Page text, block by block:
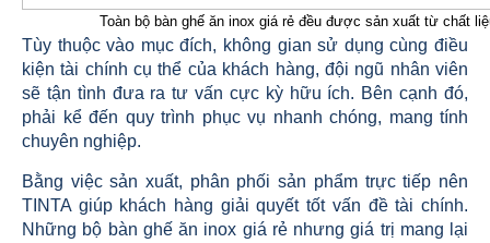
Toàn bộ bàn ghế ăn inox giá rẻ đều được sản xuất từ chất
Tùy thuộc vào mục đích, không gian sử dụng cùng điều
kiện tài chính cụ thể của khách hàng, đội ngũ nhân viên
sẽ tận tình đưa ra tư vấn cực kỳ hữu ích. Bên cạnh đó,
phải kể đến quy trình phục vụ nhanh chóng, mang tính
chuyên nghiệp.
Bằng việc sản xuất, phân phối sản phẩm trực tiếp nên
TINTA giúp khách hàng giải quyết tốt vấn đề tài chính.
Những bộ bàn ghế ăn inox giá rẻ nhưng giá trị mang lại